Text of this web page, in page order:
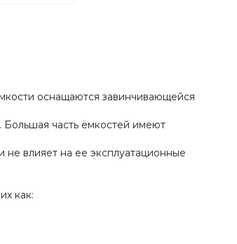
оснащаются завинчивающейся
часть ёмкостей имеют
влияет на ее эксплуатационные
как: